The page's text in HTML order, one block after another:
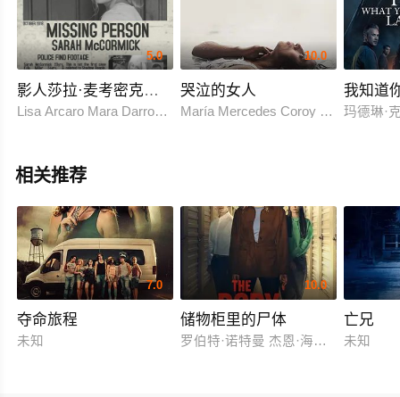
5.0
影人莎拉·麦考密克的最后一段录像
Lisa Arcaro Mara Darrow Michael Kenneth Fahr Scott Geiter
10.0
哭泣的女人
María Mercedes Coroy Sabrina De
我知道
玛德琳·
相关推荐
7.0
夺命旅程
未知
10.0
储物柜里的尸体
罗伯特·诺特曼 杰恩·海特迈尔
亡兄
未知